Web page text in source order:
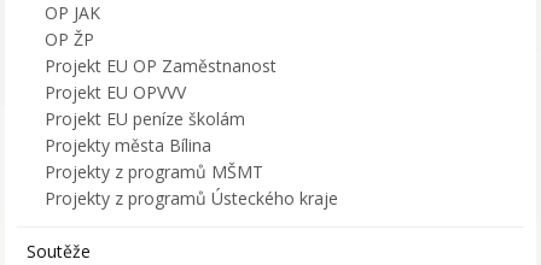
OP JAK
OP ŽP
Projekt EU OP Zaměstnanost
Projekt EU OPVVV
Projekt EU peníze školám
Projekty města Bílina
Projekty z programů MŠMT
Projekty z programů Ústeckého kraje
Soutěže